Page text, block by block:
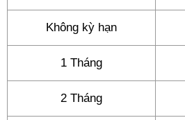
Không kỳ hạn
1 Tháng
2 Tháng